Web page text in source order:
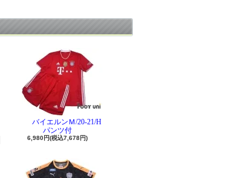
バイエルンＭ/20-21/H
パンツ付
6,980円(税込7,678円)